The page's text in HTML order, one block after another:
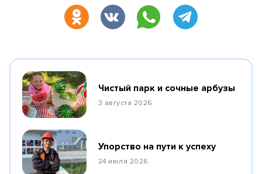
Чистый парк и сочные арбузы
3 августа 2026
Упорство на пути к успеху
24 июля 2026